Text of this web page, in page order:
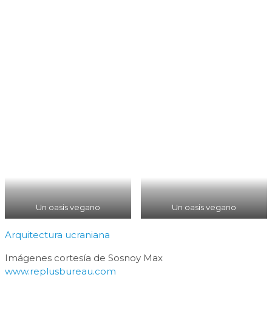
Un oasis vegano Un oasis vegano
Arquitectura ucraniana
Imágenes cortesía de Sosnoy Max
www.replusbureau.com